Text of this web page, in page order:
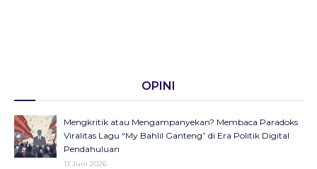
OPINI
Mengkritik atau Mengampanyekan? Membaca Paradoks
Viralitas Lagu “My Bahlil Ganteng” di Era Politik Digital
Pendahuluan
13 Juni 2026